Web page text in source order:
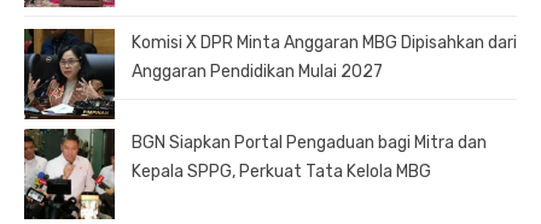
Komisi X DPR Minta Anggaran MBG Dipisahkan dari
Anggaran Pendidikan Mulai 2027
BGN Siapkan Portal Pengaduan bagi Mitra dan
Kepala SPPG, Perkuat Tata Kelola MBG